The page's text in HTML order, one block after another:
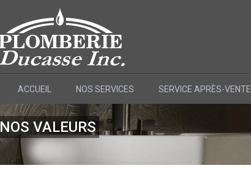
ACCUEIL NOS SERVICES SERVICE APRÈS-VENTE
NOS VALEURS